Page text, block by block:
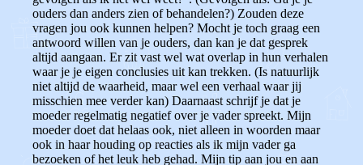
ouders dan anders zien of behandelen?) Zouden deze
vragen jou ook kunnen helpen? Mocht je toch graag een
antwoord willen van je ouders, dan kan je dat gesprek
altijd aangaan. Er zit vast wel wat overlap in hun verhalen
waar je je eigen conclusies uit kan trekken. (Is natuurlijk
niet altijd de waarheid, maar wel een verhaal waar jij
misschien mee verder kan) Daarnaast schrijf je dat je
moeder regelmatig negatief over je vader spreekt. Mijn
moeder doet dat helaas ook, niet alleen in woorden maar
ook in haar houding op reacties als ik mijn vader ga
bezoeken of het leuk heb gehad. Mijn tip aan jou en aan